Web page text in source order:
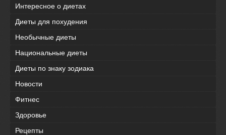
Интересное о диетах
Диеты для похудения
Необычные диеты
Национальные диеты
Диеты по знаку зодиака
Новости
Фитнес
Здоровье
Рецепты